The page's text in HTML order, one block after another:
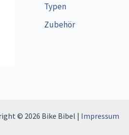
Typen
Zubehör
© 2026 Bike Bibel | Impressum